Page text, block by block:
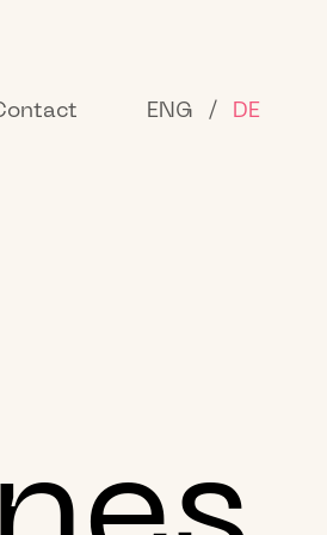
ENG / DE